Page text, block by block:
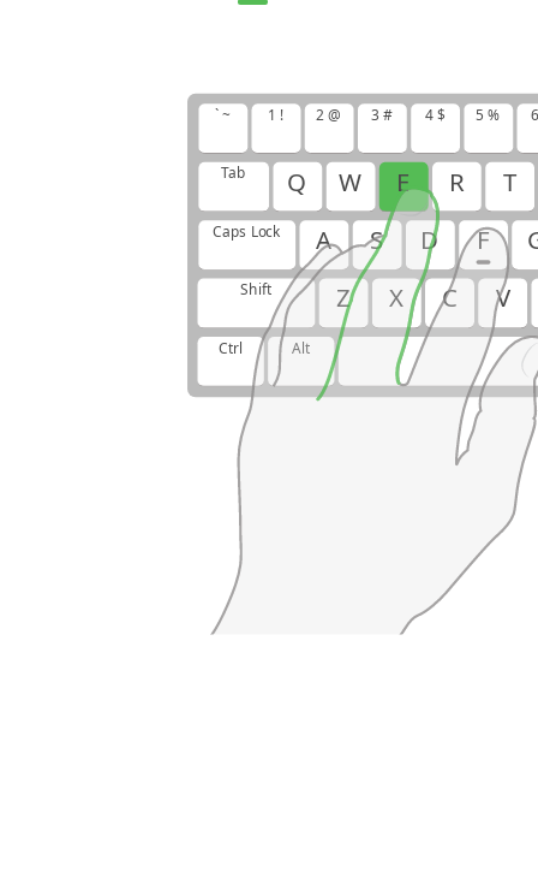
i k
k
e
e
` ~ 1 ! 2 @ 3 # 4 $ 5 %
Tab Q W E R T
Caps Lock A S D F
Shift Z X C V
Ctrl Alt